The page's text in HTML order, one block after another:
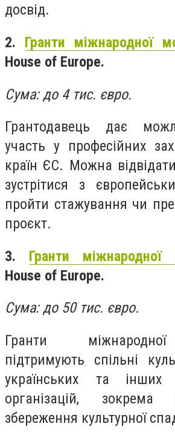
досвід.
2. Гранти міжнародної
House of Europe.
Сума: до 4 тис. євро.
Грантодавець дає
участь у професійних
країн ЄС. Можна
зустрітися з
пройти стажування чи
проєкт.
3. Гранти міжнародної
House of Europe.
Сума: до 50 тис. євро.
Гранти
підтримують спільні
українських та інших
організацій, зокрема
збереження культурної